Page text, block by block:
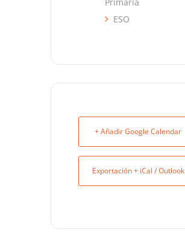
ESO
+ Añadir Google Calendar
Exportación + iCal / Outlook